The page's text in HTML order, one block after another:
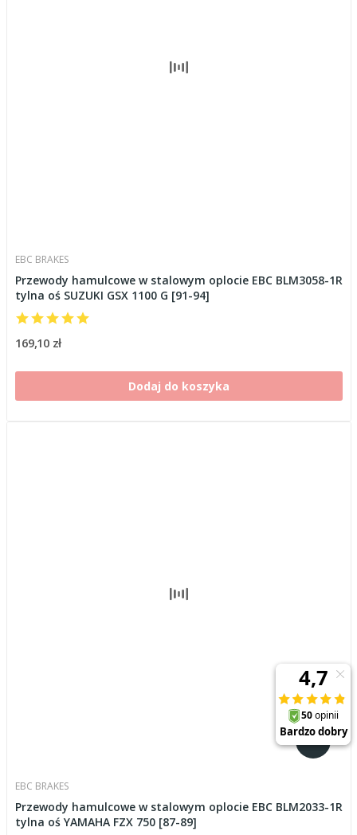
EBC BRAKES
Przewody hamulcowe w stalowym oplocie EBC BLM3058-1R
tylna oś SUZUKI GSX 1100 G [91-94]
169,10 zł
Dodaj do koszyka
EBC BRAKES
Przewody hamulcowe w stalowym oplocie EBC BLM2033-1R
tylna oś YAMAHA FZX 750 [87-89]